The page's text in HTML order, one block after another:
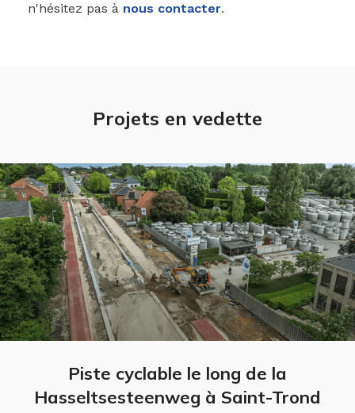
n'hésitez pas à nous contacter.
Projets en vedette
Piste cyclable le long de la
Hasseltsesteenweg à Saint-Trond